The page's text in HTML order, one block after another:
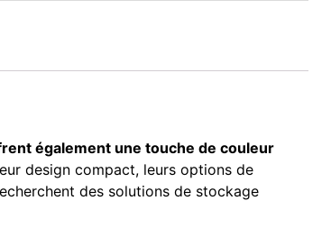
également une touche de couleur
design compact, leurs options de
des solutions de stockage